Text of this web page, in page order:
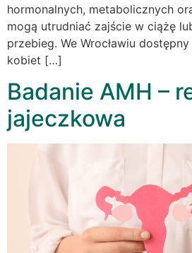
hormonalnych, metabolicznych
mogą utrudniać zajście w ciążę
przebieg. We Wrocławiu
kobiet […]
Badanie AMH –
jajeczkowa